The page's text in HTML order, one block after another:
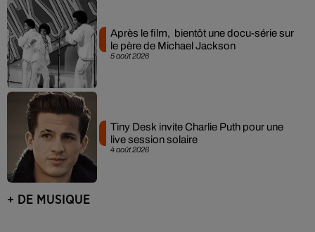
5 août 2026
Après le film, bientôt une docu-série sur
le père de Michael Jackson
4 août 2026
Tiny Desk invite Charlie Puth pour une
live session solaire
+ DE MUSIQUE